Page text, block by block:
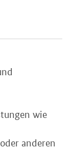
wie
anderen